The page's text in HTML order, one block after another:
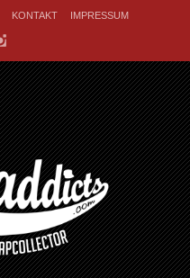
KONTAKT IMPRESSUM